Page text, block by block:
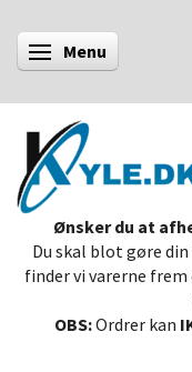
Skifte navigation
Menu
Ønsker du at
Du skal blot gøre
finder vi varerne frem
OBS:Ordrer kan